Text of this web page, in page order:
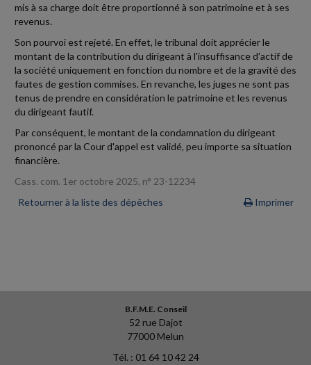
mis à sa charge doit être proportionné à son patrimoine et à ses
revenus.
Son pourvoi est rejeté. En effet, le tribunal doit apprécier le
montant de la contribution du dirigeant à l'insuffisance d'actif de
la société uniquement en fonction du nombre et de la gravité des
fautes de gestion commises. En revanche, les juges ne sont pas
tenus de prendre en considération le patrimoine et les revenus
du dirigeant fautif.
Par conséquent, le montant de la condamnation du dirigeant
prononcé par la Cour d'appel est validé, peu importe sa situation
financière.
Cass. com. 1er octobre 2025, n° 23-12234
Retourner à la liste des dépêches
Imprimer
B.F.M.E. Conseil
52 rue Dajot
77000 Melun
Tél. : 01 64 10 42 24